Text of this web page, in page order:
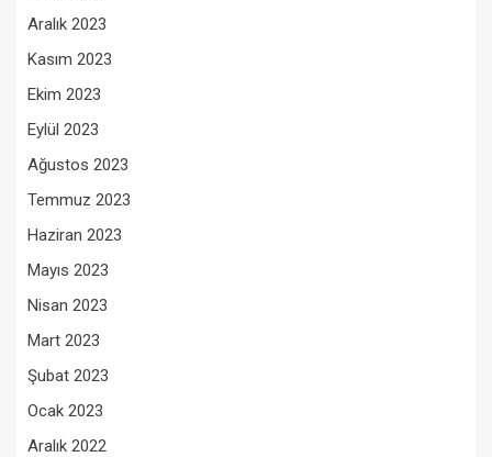
Aralık 2023
Kasım 2023
Ekim 2023
Eylül 2023
Ağustos 2023
Temmuz 2023
Haziran 2023
Mayıs 2023
Nisan 2023
Mart 2023
Şubat 2023
Ocak 2023
Aralık 2022